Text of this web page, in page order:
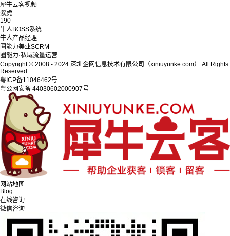
犀牛云客视频
紫虎
190
牛人BOSS系统
牛人产品经理
圈能力美业SCRM
圈能力·私域流量运营
Copyright © 2008 - 2024 深圳企网信息技术有限公司（xiniuyunke.com） All Rights
Reserved
粤ICP备11046462号
粤公网安备 44030602000907号
网站地图
Blog
在线咨询
微信咨询